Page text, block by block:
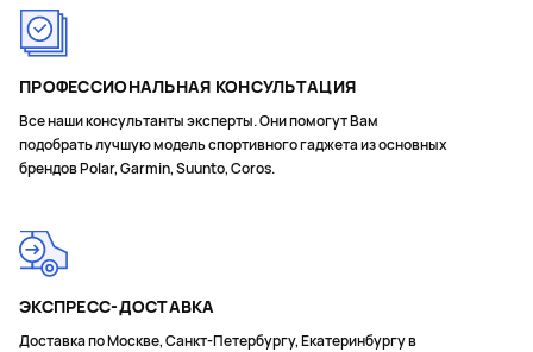
ПРОФЕССИОНАЛЬНАЯ КОНСУЛЬТАЦИЯ
Все наши консультанты эксперты. Они помогут Вам
подобрать лучшую модель спортивного гаджета из основных
брендов Polar, Garmin, Suunto, Coros.
ЭКСПРЕСС-ДОСТАВКА
Доставка по Москве, Санкт-Петербургу, Екатеринбургу в